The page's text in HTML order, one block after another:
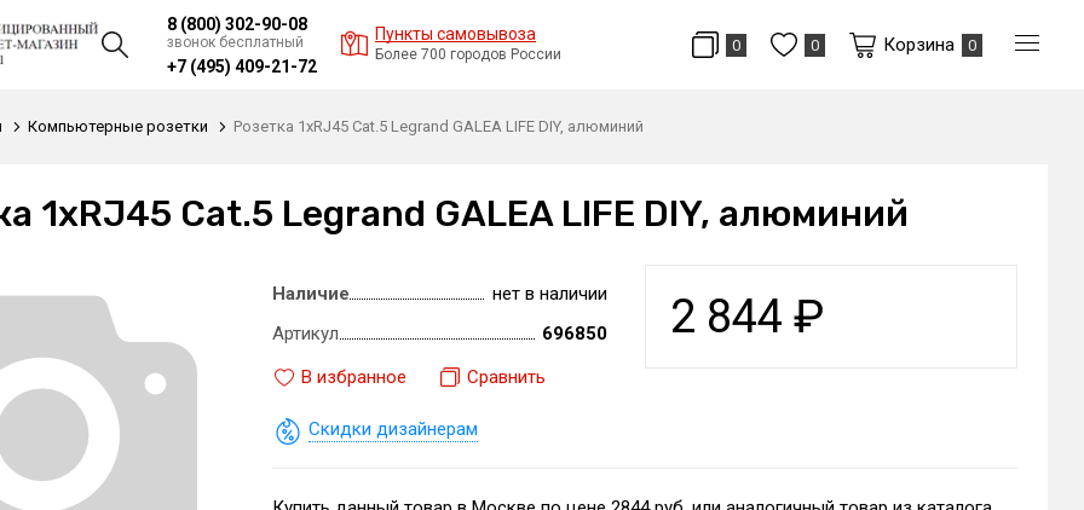
8 (800) 302-90-08
звонок бесплатный
+7 (495) 409-21-72
Пункты самовывоза
Более 700 городов России
0 0 Корзина 0
Компьютерные розетки Розетка 1xRJ45 Cat.5 Legrand GALEA LIFE DIY, алюминий
1xRJ45 Cat.5 Legrand GALEA LIFE DIY, алюминий
2 844 ₽
Наличие
нет в наличии
Артикул
696850
В избранное
Сравнить
Скидки дизайнерам